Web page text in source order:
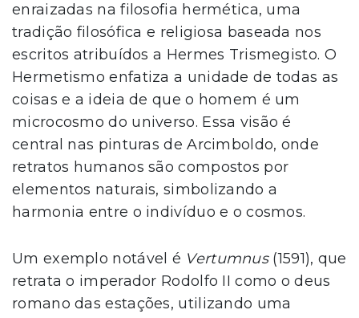
enraizadas na filosofia hermética, uma
tradição filosófica e religiosa baseada nos
escritos atribuídos a Hermes Trismegisto. O
Hermetismo enfatiza a unidade de todas as
coisas e a ideia de que o homem é um
microcosmo do universo. Essa visão é
central nas pinturas de Arcimboldo, onde
retratos humanos são compostos por
elementos naturais, simbolizando a
harmonia entre o indivíduo e o cosmos.
Um exemplo notável é Vertumnus(1591), que
retrata o imperador Rodolfo II como o deus
romano das estações, utilizando uma